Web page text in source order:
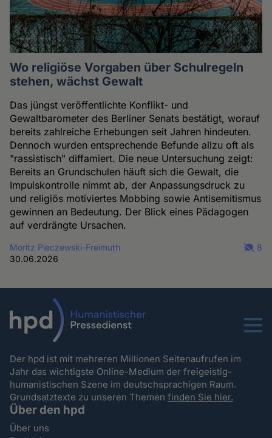
Wo religiöse Vorgaben über Schulregeln
stehen, wächst Gewalt
Das jüngst veröffentlichte Konflikt- und
Gewaltbarometer des Berliner Senats bestätigt, worauf
bereits zahlreiche Erhebungen seit Jahren hindeuten.
Dennoch wurden entsprechende Befunde allzu oft als
"rassistisch" diffamiert. Die neue Untersuchung zeigt:
Bereits an Grundschulen häuft sich die Gewalt, die
Impulskontrolle nimmt ab, der Anpassungsdruck zu
und religiös motiviertes Mobbing sowie Antisemitismus
gewinnen an Bedeutung. Der Blick eines Pädagogen
auf verdrängte Ursachen.
Moritz Pieczewski-Freimuth
30.06.2026
8
Menu
Der hpd ist mit mehreren Millionen Seitenaufrufen im
Jahr das wichtigste Online-Medium der freigeistig-
humanistischen Szene im deutschsprachigen Raum.
Grundsatztexte zu unseren Themenfinden Sie hier.
Über den hpd
Über uns